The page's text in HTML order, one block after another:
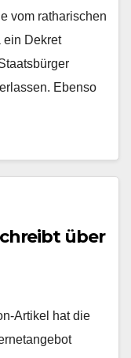
vom ratharischen
ein Dekret
Ebenso
über
Artikel hat die